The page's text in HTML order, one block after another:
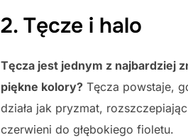
2. Tęcze i halo
Tęcza jest jednym z najbardziej
piękne kolory? Tęcza powstaje,
działa jak pryzmat,
czerwieni do głębokiego fioletu.